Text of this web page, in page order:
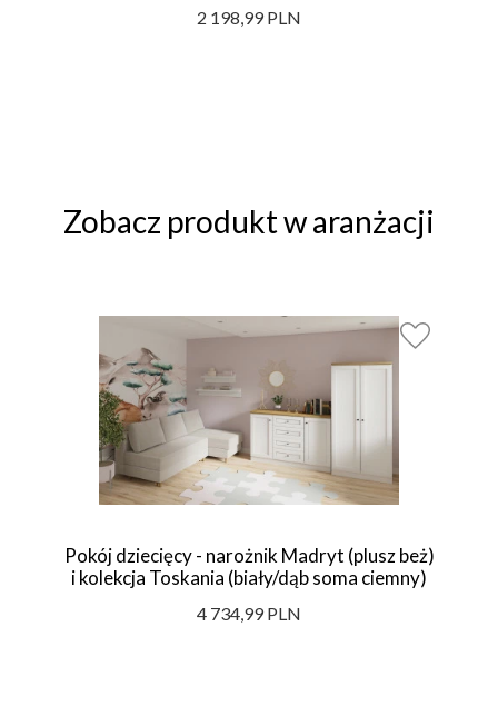
2 198,99 PLN
Zobacz produkt w aranżacji
Pokój dziecięcy - narożnik Madryt (plusz beż)
i kolekcja Toskania (biały/dąb soma ciemny)
4 734,99 PLN